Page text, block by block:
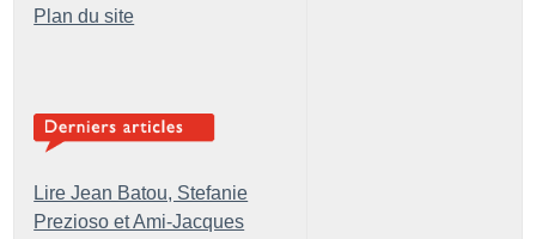
Plan du site
Lire Jean Batou, Stefanie
Prezioso et Ami-Jacques